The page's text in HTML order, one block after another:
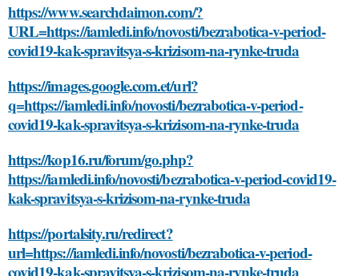
https://www.searchdaimon.com/?
URL=https://iamledi.info/novosti/bezrabotica-v-period-
covid19-kak-spravitsya-s-krizisom-na-rynke-truda
https://images.google.com.et/url?
q=https://iamledi.info/novosti/bezrabotica-v-period-
covid19-kak-spravitsya-s-krizisom-na-rynke-truda
https://kop16.ru/forum/go.php?
https://iamledi.info/novosti/bezrabotica-v-period-covid19-
kak-spravitsya-s-krizisom-na-rynke-truda
https://portalsity.ru/redirect?
url=https://iamledi.info/novosti/bezrabotica-v-period-
covid19-kak-spravitsya-s-krizisom-na-rynke-truda